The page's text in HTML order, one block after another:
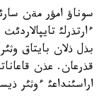
سوناؤ امؤر مةن
ءارتذرلئ
بذل ذلان بايتاق
قذرعان. عذن